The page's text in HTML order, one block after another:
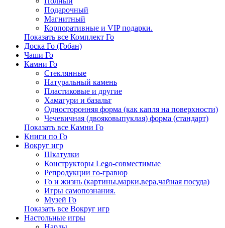
Подарочный
Магнитный
Корпоративные и VIP подарки.
Показать все Комплект Го
Доска Го (Гобан)
Чаши Го
Камни Го
Стеклянные
Натуральный камень
Пластиковые и другие
Хамагури и базальт
Односторонняя форма (как капля на поверхности)
Чечевичная (двояковыпуклая) форма (стандарт)
Показать все Камни Го
Книги по Го
Вокруг игр
Шкатулки
Конструкторы Lego-совместимые
Репродукции го-гравюр
Го и жизнь (картины,марки,вера,чайная посуда)
Игры самопознания.
Музей Го
Показать все Вокруг игр
Настольные игры